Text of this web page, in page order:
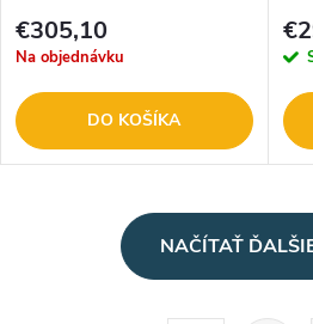
€305,10
Na objednávku
DO KOŠÍKA
NAČÍTAŤ